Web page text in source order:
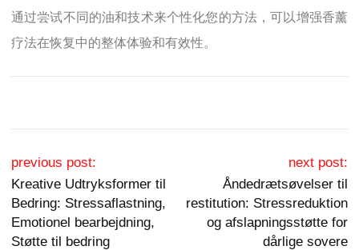
通过尝试不同的油和技术来个性化您的方法，可以增强香薰
疗法在恢复中的整体体验和有效性。
Post navigation
previous post:
Kreative Udtryksformer til
Bedring: Stressaflastning,
Emotionel bearbejdning,
Støtte til bedring
next post:
Åndedrætsøvelser til
restitution: Stressreduktion
og afslapningsstøtte for
dårlige sovere